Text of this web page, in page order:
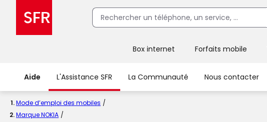
Box internet Forfaits mobile
Aide L'Assistance SFR La Communauté Nous contacter
Mode d’emploi des mobiles
Marque NOKIA